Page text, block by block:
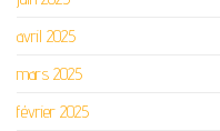
avril 2025
mars 2025
février 2025